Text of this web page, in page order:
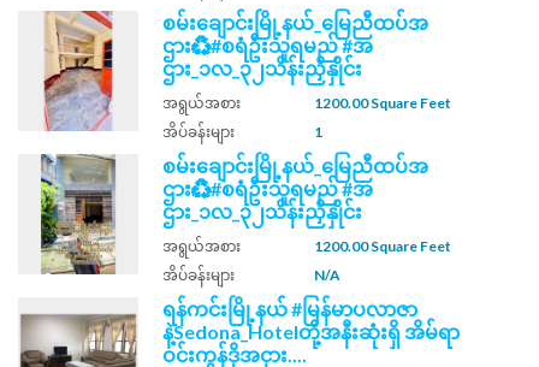
စမ်းချောင်းမြို့နယ်_မြေညီထပ်အ
ဌား♻️#စရံဦးသူရမည် #အ
ဌား_၁လ_၃၂သိန်းညှိနှိုင်း
အရွယ်အစား
1200.00 Square Feet
အိပ်ခန်းများ
1
စမ်းချောင်းမြို့နယ်_မြေညီထပ်အ
ဌား♻️#စရံဦးသူရမည် #အ
ဌား_၁လ_၃၂သိန်းညှိနှိုင်း
အရွယ်အစား
1200.00 Square Feet
အိပ်ခန်းများ
N/A
ရန်ကင်းမြို့နယ် #မြန်မာပလာဇာ
နဲ့Sedona_Hotelတို့အနီးဆုံးရှိ အိမ်ရာ
ဝင်းကွန်ဒိုအငှား....